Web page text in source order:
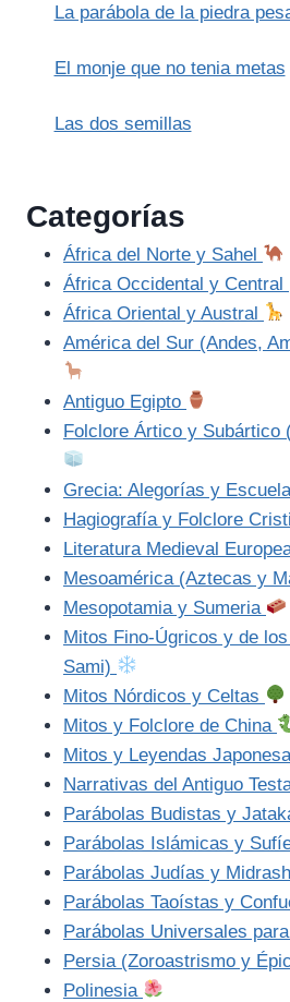
La parábola de la piedra
El monje que no tenia metas
Las dos semillas
Categorías
África del Norte y Sahel
África Occidental y Central
África Oriental y Austral
América del Sur (Andes,
Antiguo Egipto
Folclore Ártico y Subártico
Grecia: Alegorías y
Hagiografía y Folclore
Literatura Medieval
Mesoamérica (Aztecas y
Mesopotamia y Sumeria
Mitos Fino-Úgricos y de
Sami)
Mitos Nórdicos y Celtas
Mitos y Folclore de China
Mitos y Leyendas
Narrativas del Antiguo
Parábolas Budistas y
Parábolas Islámicas y
Parábolas Judías y Midrash
Parábolas Taoístas y
Parábolas Universales
Persia (Zoroastrismo y
Polinesia